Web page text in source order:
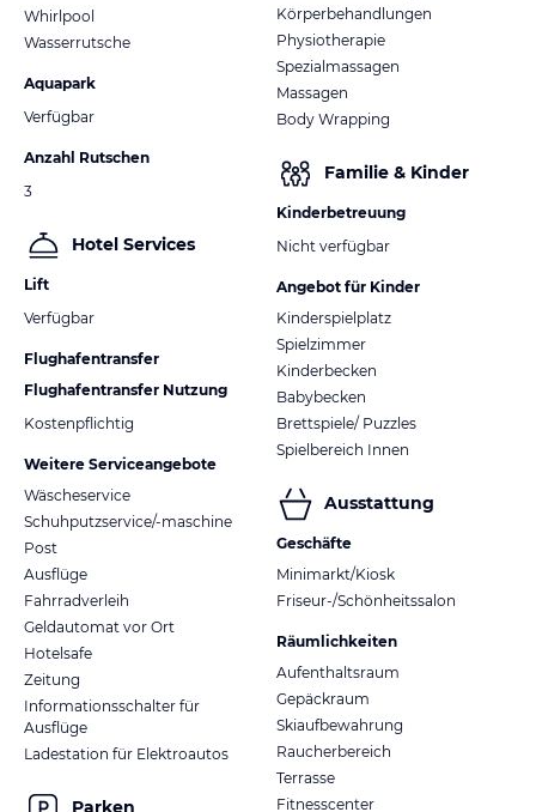
Whirlpool
Wasserrutsche
Aquapark
Verfügbar
Anzahl Rutschen
3
Hotel Services
Lift
Verfügbar
Flughafentransfer
Flughafentransfer Nutzung
Kostenpflichtig
Weitere Serviceangebote
Wäscheservice
Schuhputzservice/-maschine
Post
Ausflüge
Fahrradverleih
Geldautomat vor Ort
Hotelsafe
Zeitung
Informationsschalter für
Ausflüge
Ladestation für Elektroautos
Parken
Körperbehandlungen
Physiotherapie
Spezialmassagen
Massagen
Body Wrapping
Familie & Kinder
Kinderbetreuung
Nicht verfügbar
Angebot für Kinder
Kinderspielplatz
Spielzimmer
Kinderbecken
Babybecken
Brettspiele/ Puzzles
Spielbereich Innen
Ausstattung
Geschäfte
Minimarkt/Kiosk
Friseur-/Schönheitssalon
Räumlichkeiten
Aufenthaltsraum
Gepäckraum
Skiaufbewahrung
Raucherbereich
Terrasse
Fitnesscenter